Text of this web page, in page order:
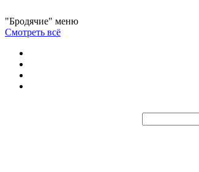
"Бродячие" меню
Смотреть всё